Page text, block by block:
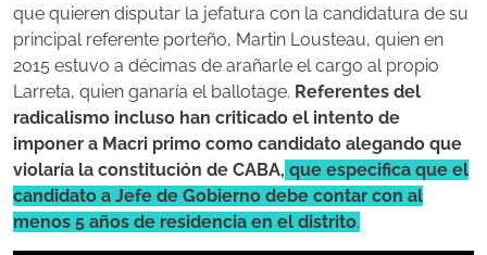
que quieren disputar la jefatura con la candidatura de su
principal referente porteño, Martin Lousteau, quien en
2015 estuvo a décimas de arañarle el cargo al propio
Larreta, quien ganaría el ballotage. Referentes del
radicalismo incluso han criticado el intento de
imponer a Macri primo como candidato alegando que
violaría la constitución de CABA, que especifica que el
candidato a Jefe de Gobierno debe contar con al
menos 5 años de residencia en el distrito.